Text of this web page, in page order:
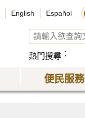
English Español
熱門搜尋
便民服務